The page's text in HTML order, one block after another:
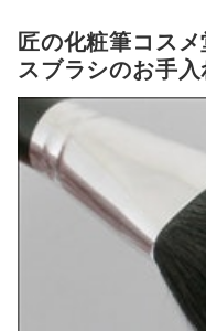
匠の化粧筆コス
スブラシのお手入